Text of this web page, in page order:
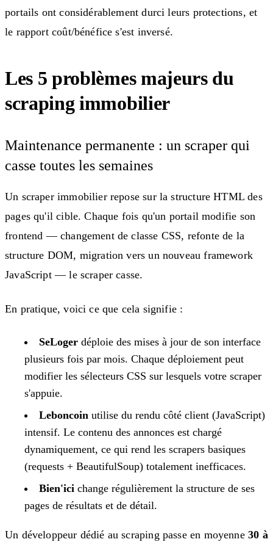
portails ont considérablement durci leurs protections, et
le rapport coût/bénéfice s'est inversé.
Les 5 problèmes majeurs du
scraping immobilier
Maintenance permanente : un scraper qui
casse toutes les semaines
Un scraper immobilier repose sur la structure HTML des
pages qu'il cible. Chaque fois qu'un portail modifie son
frontend — changement de classe CSS, refonte de la
structure DOM, migration vers un nouveau framework
JavaScript — le scraper casse.
En pratique, voici ce que cela signifie :
SeLoger déploie des mises à jour de son interface
plusieurs fois par mois. Chaque déploiement peut
modifier les sélecteurs CSS sur lesquels votre scraper
s'appuie.
Leboncoin utilise du rendu côté client (JavaScript)
intensif. Le contenu des annonces est chargé
dynamiquement, ce qui rend les scrapers basiques
(requests + BeautifulSoup) totalement inefficaces.
Bien'ici change régulièrement la structure de ses
pages de résultats et de détail.
Un développeur dédié au scraping passe en moyenne 30 à